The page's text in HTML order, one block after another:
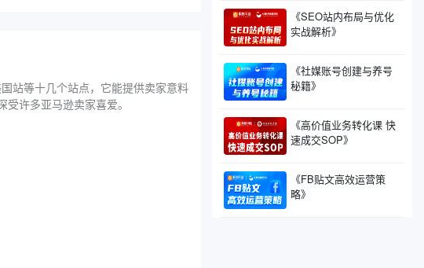
站等十几个站点，它能提供卖家意料
许多亚马逊卖家喜爱。
《SEO站内布局与优化
实战解析》
《社媒账号创建与养号
秘籍》
《高价值业务转化课 快
速成交SOP》
《FB贴文高效运营策
略》